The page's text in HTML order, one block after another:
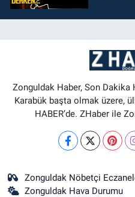
Zonguldak Haber, Son Dakika
Karabük başta olmak üzere,
HABER’de. ZHaber ile
Zonguldak Nöbetçi
Zonguldak Hava Durumu